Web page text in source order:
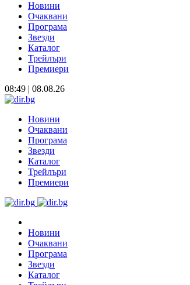
Новини
Очаквани
Програма
Звезди
Каталог
Трейлъри
Премиери
08:49 | 08.08.26
Новини
Очаквани
Програма
Звезди
Каталог
Трейлъри
Премиери
Новини
Очаквани
Програма
Звезди
Каталог